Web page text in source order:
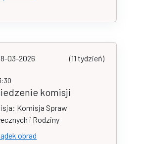
03-2026 (11 tydzień)
komisji
Komisja Spraw
i Rodziny
obrad